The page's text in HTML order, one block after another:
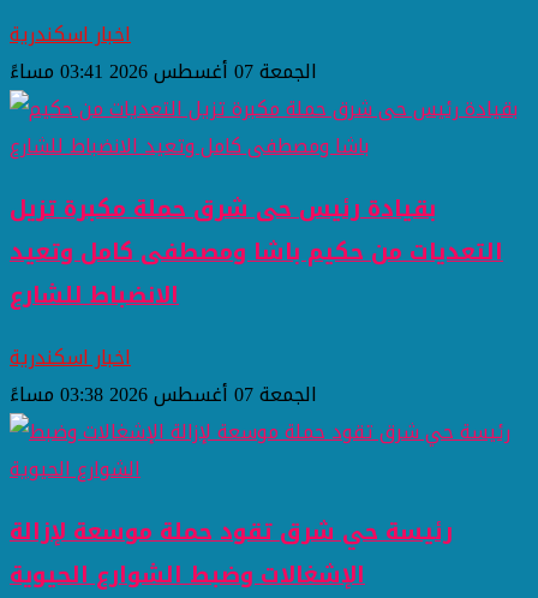
اخبار اسكندرية
الجمعة 07 أغسطس 2026 03:41 مساءً
بقيادة رئيس حى شرق حملة مكبرة تزيل
التعديات من حكيم باشا ومصطفى كامل وتعيد
الانضباط للشارع
اخبار اسكندرية
الجمعة 07 أغسطس 2026 03:38 مساءً
رئيسة حي شرق تقود حملة موسعة لإزالة
الإشغالات وضبط الشوارع الحيوية